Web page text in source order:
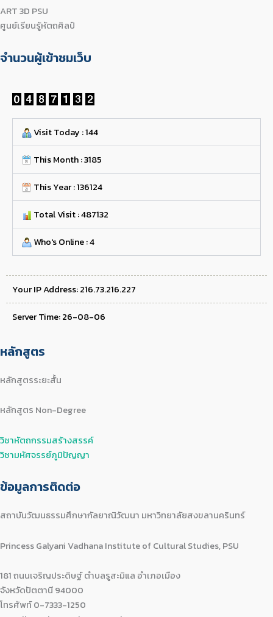
ART 3D PSU
ศูนย์เรียนรู้หัตถศิลป์
จำนวนผู้เข้าชมเว็บ
Visit Today : 144
This Month : 3185
This Year : 136124
Total Visit : 487132
Who's Online : 4
Your IP Address: 216.73.216.227
Server Time: 26-08-06
หลักสูตร
หลักสูตรระยะสั้น
หลักสูตร Non-Degree
วิชาหัตถกรรมสร้างสรรค์
วิชามหัศจรรย์ภูมิปัญญา
ข้อมูลการติดต่อ
สถาบันวัฒนธรรมศึกษากัลยาณิวัฒนา มหาวิทยาลัยสงขลานครินทร์
Princess Galyani Vadhana Institute of Cultural Studies, PSU
181 ถนนเจริญประดิษฐ์ ตำบลรูสะมิแล อำเภอเมือง
จังหวัดปัตตานี 94000
โทรศัพท์ 0-7333-1250